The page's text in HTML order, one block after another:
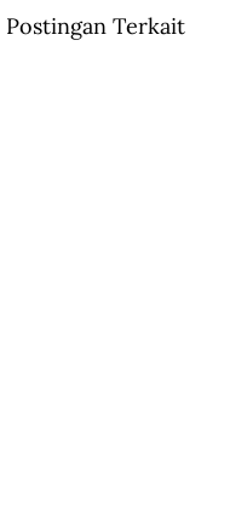
Postingan Terkait